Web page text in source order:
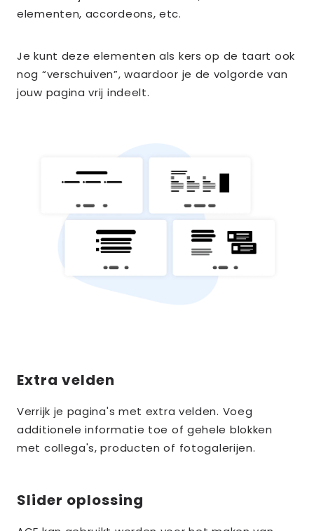
elementen, accordeons, etc.
Je kunt deze elementen als kers op de taart ook
nog “verschuiven”, waardoor je de volgorde van
jouw pagina vrij indeelt.
Extra velden
Verrijk je pagina's met extra velden. Voeg
additionele informatie toe of gehele blokken
met collega's, producten of fotogalerijen.
Slider oplossing